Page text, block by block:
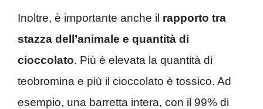
Inoltre, è importante anche il rapporto tra
stazza dell’animale e quantità di
cioccolato. Più è elevata la quantità di
teobromina e più il cioccolato è tossico. Ad
esempio, una barretta intera, con il 99% di